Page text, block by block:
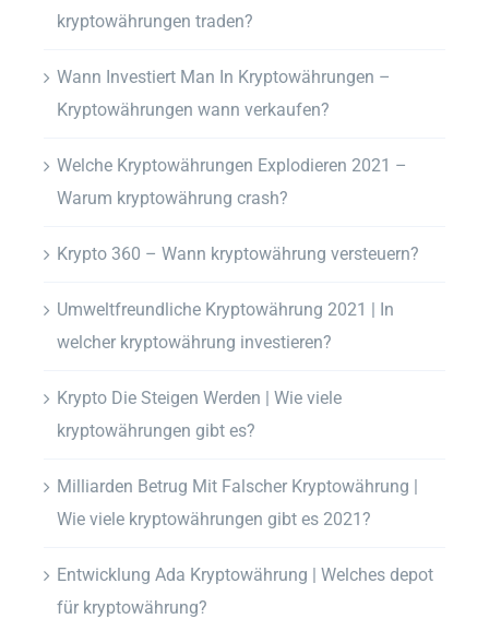
kryptowährungen traden?
Wann Investiert Man In Kryptowährungen –
Kryptowährungen wann verkaufen?
Welche Kryptowährungen Explodieren 2021 –
Warum kryptowährung crash?
Krypto 360 – Wann kryptowährung versteuern?
Umweltfreundliche Kryptowährung 2021 | In
welcher kryptowährung investieren?
Krypto Die Steigen Werden | Wie viele
kryptowährungen gibt es?
Milliarden Betrug Mit Falscher Kryptowährung |
Wie viele kryptowährungen gibt es 2021?
Entwicklung Ada Kryptowährung | Welches depot
für kryptowährung?